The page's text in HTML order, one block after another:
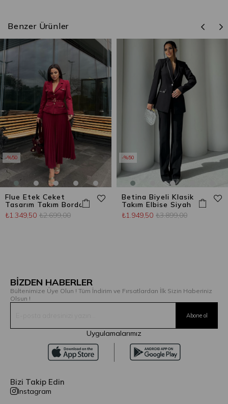
Benzer Ürünler
Flue Etek Ceket
Tasarım Takım Bordo
₺1.349,50 ₺2.699,00
%50
Betina Biyeli Klasik
Takım Elbise Siyah
₺1.949,50 ₺3.899,00
%50
BİZDEN HABERLER
Bültenimize Üye Olun ! Tüm İndirim ve Fırsatlardan İlk Sizin Haberiniz
Olsun !
Uygulamalarımız
Bizi Takip Edin
Instagram